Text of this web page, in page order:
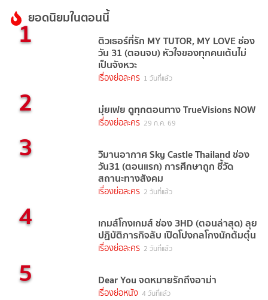
ยอดนิยมในตอนนี้
1 ติวเธอร์ที่รัก MY TUTOR, MY LOVE ช่อง
วัน 31 (ตอนจบ) หัวใจของทุกคนเต้นไม่
เป็นจังหวะ
เรื่องย่อละคร 1 วันที่แล้ว
2 มุ่ยเฟย ดูทุกตอนทาง TrueVisions NOW
เรื่องย่อละคร 29 ก.ค. 69
3 วิมานอากาศ Sky Castle Thailand ช่อง
วัน31 (ตอนแรก) การศึกษาถูก ชี้วัด
สถานะทางสังคม
เรื่องย่อละคร 2 วันที่แล้ว
4 เกมส์โกงเกมส์ ช่อง 3HD (ตอนล่าสุด) ลุย
ปฏิบัติภารกิจลับ เปิดโปงกลโกงนักต้มตุ๋น
เรื่องย่อละคร 2 วันที่แล้ว
5 Dear You จดหมายรักถึงอาม่า
เรื่องย่อหนัง 4 วันที่แล้ว